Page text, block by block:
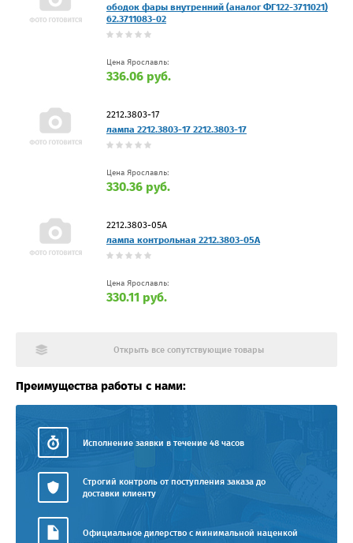
ободок фары внутренний (аналог ФГ122-3711021)
62.3711083-02
Цена Ярославль:
336.06 руб.
2212.3803-17
лампа 2212.3803-17 2212.3803-17
Цена Ярославль:
330.36 руб.
2212.3803-05А
лампа контрольная 2212.3803-05А
Цена Ярославль:
330.11 руб.
Открыть все сопутствующие товары
Преимущества работы с нами:
Исполнение заявки в течение 48 часов
Строгий контроль от поступления заказа до
доставки клиенту
Официальное дилерство с минимальной наценкой